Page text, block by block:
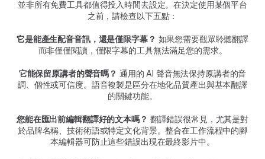
並非所有免費工具都值得投入時間去設定。在決定使用某個平台
之前，請檢查以下五點：
它是能產生配音音訊，還是僅限字幕？ 如果您需要觀眾聆聽翻譯
而非僅僅閱讀，僅限字幕的工具無法滿足您的需求。
它能保留原講者的聲音嗎？ 通用的 AI 聲音無法保持原講者的音
調、個性或可信度。語音複製是區分在地化品質產出與基本翻譯
的關鍵功能。
您能在匯出前編輯翻譯好的文本嗎？ 翻譯錯誤很常見，尤其是對
於品牌名稱、技術術語或特定文化背景。整合在工作流程中的腳
本編輯器可防止這些錯誤出現在最終影片中。